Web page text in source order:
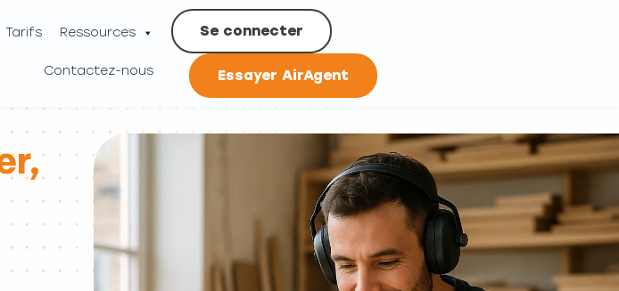
Tarifs Ressources
Contactez-nous
Se connecter
Essayer AirAgent